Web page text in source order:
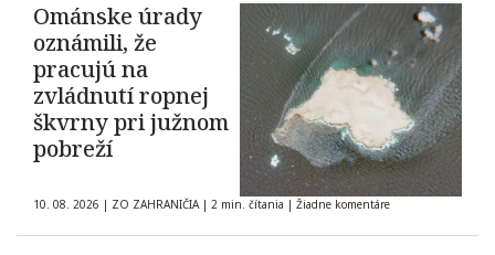
Ománske úrady
oznámili, že
pracujú na
zvládnutí ropnej
škvrny pri južnom
pobreží
10. 08. 2026 | ZO ZAHRANIČIA | 2 min. čítania | Žiadne komentáre